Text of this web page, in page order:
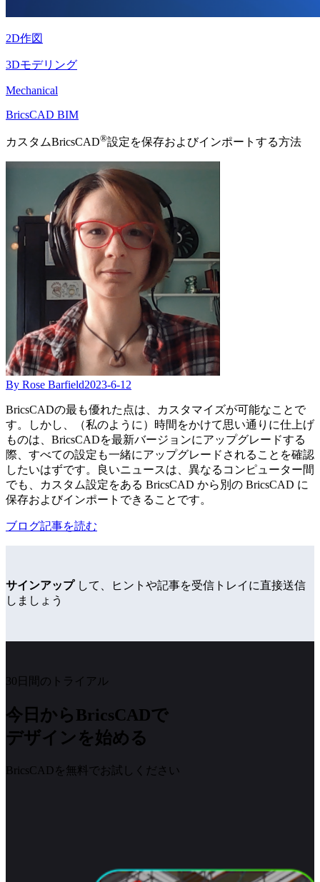
2D作図
3Dモデリング
Mechanical
BricsCAD BIM
カスタムBricsCAD®設定を保存およびインポートする方法
By Rose Barfield2023-6-12
BricsCADの最も優れた点は、カスタマイズが可能なことで
す。しかし、（私のように）時間をかけて思い通りに仕上げ
ものは、BricsCADを最新バージョンにアップグレードする
際、すべての設定も一緒にアップグレードされることを確認
したいはずです。良いニュースは、異なるコンピューター間
でも、カスタム設定をある BricsCAD から別の BricsCAD に
保存およびインポートできることです。
ブログ記事を読む
サインアップして、ヒントや記事を受信トレイに直接送信
しましょう
30日間のトライアル
今日からBricsCADで
デザインを始める
BricsCADを無料でお試しください